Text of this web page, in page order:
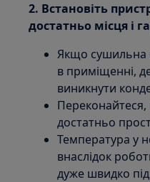
2. Встановіть
достатньо місця і
Якщо сушильна
в приміщенні,
виникнути
достатньо
Температура у
внаслідок
дуже швидко